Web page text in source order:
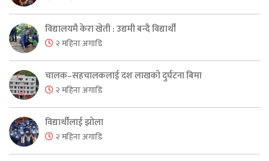
विद्यालयमै केरा खेती : उद्यमी बन्दै विद्यार्थी
२ महिना अगाडि
चालक–सहचालकलाई दश लाखको दुर्घटना बिमा
२ महिना अगाडि
विद्यार्थीलाई झोला
२ महिना अगाडि